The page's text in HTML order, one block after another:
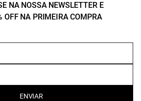
NA NOSSA NEWSLETTER E
OFF NA PRIMEIRA COMPRA
ENVIAR